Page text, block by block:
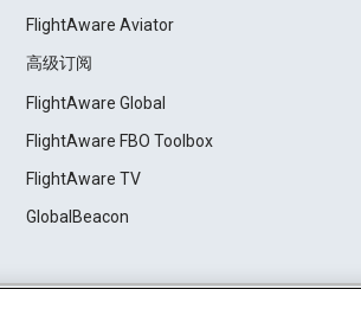
FlightAware Aviator
高级订阅
FlightAware Global
FlightAware FBO Toolbox
FlightAware TV
GlobalBeacon